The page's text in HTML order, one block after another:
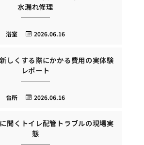
水漏れ修理
2026.06.16
浴室
しくする際にかかる費用の実体験
レポート
2026.06.16
台所
聞くトイレ配管トラブルの現場実
態